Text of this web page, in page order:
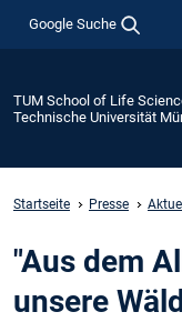
Google Suche
TUM School of Life
Technische Universität
Startseite Presse
"Aus dem
unsere